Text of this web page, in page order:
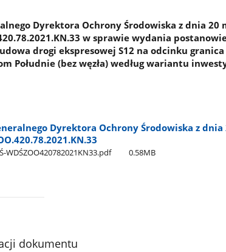
Dyrektora Ochrony Środowiska z dnia 20
w sprawie wydania
drogi ekspresowej S12 na odcinku
Południe (bez węzła) według wariantu
Dyrektora Ochrony Środowiska z dnia
WDŚZOO420782021KN33.pdf 0.58MB
dokumentu